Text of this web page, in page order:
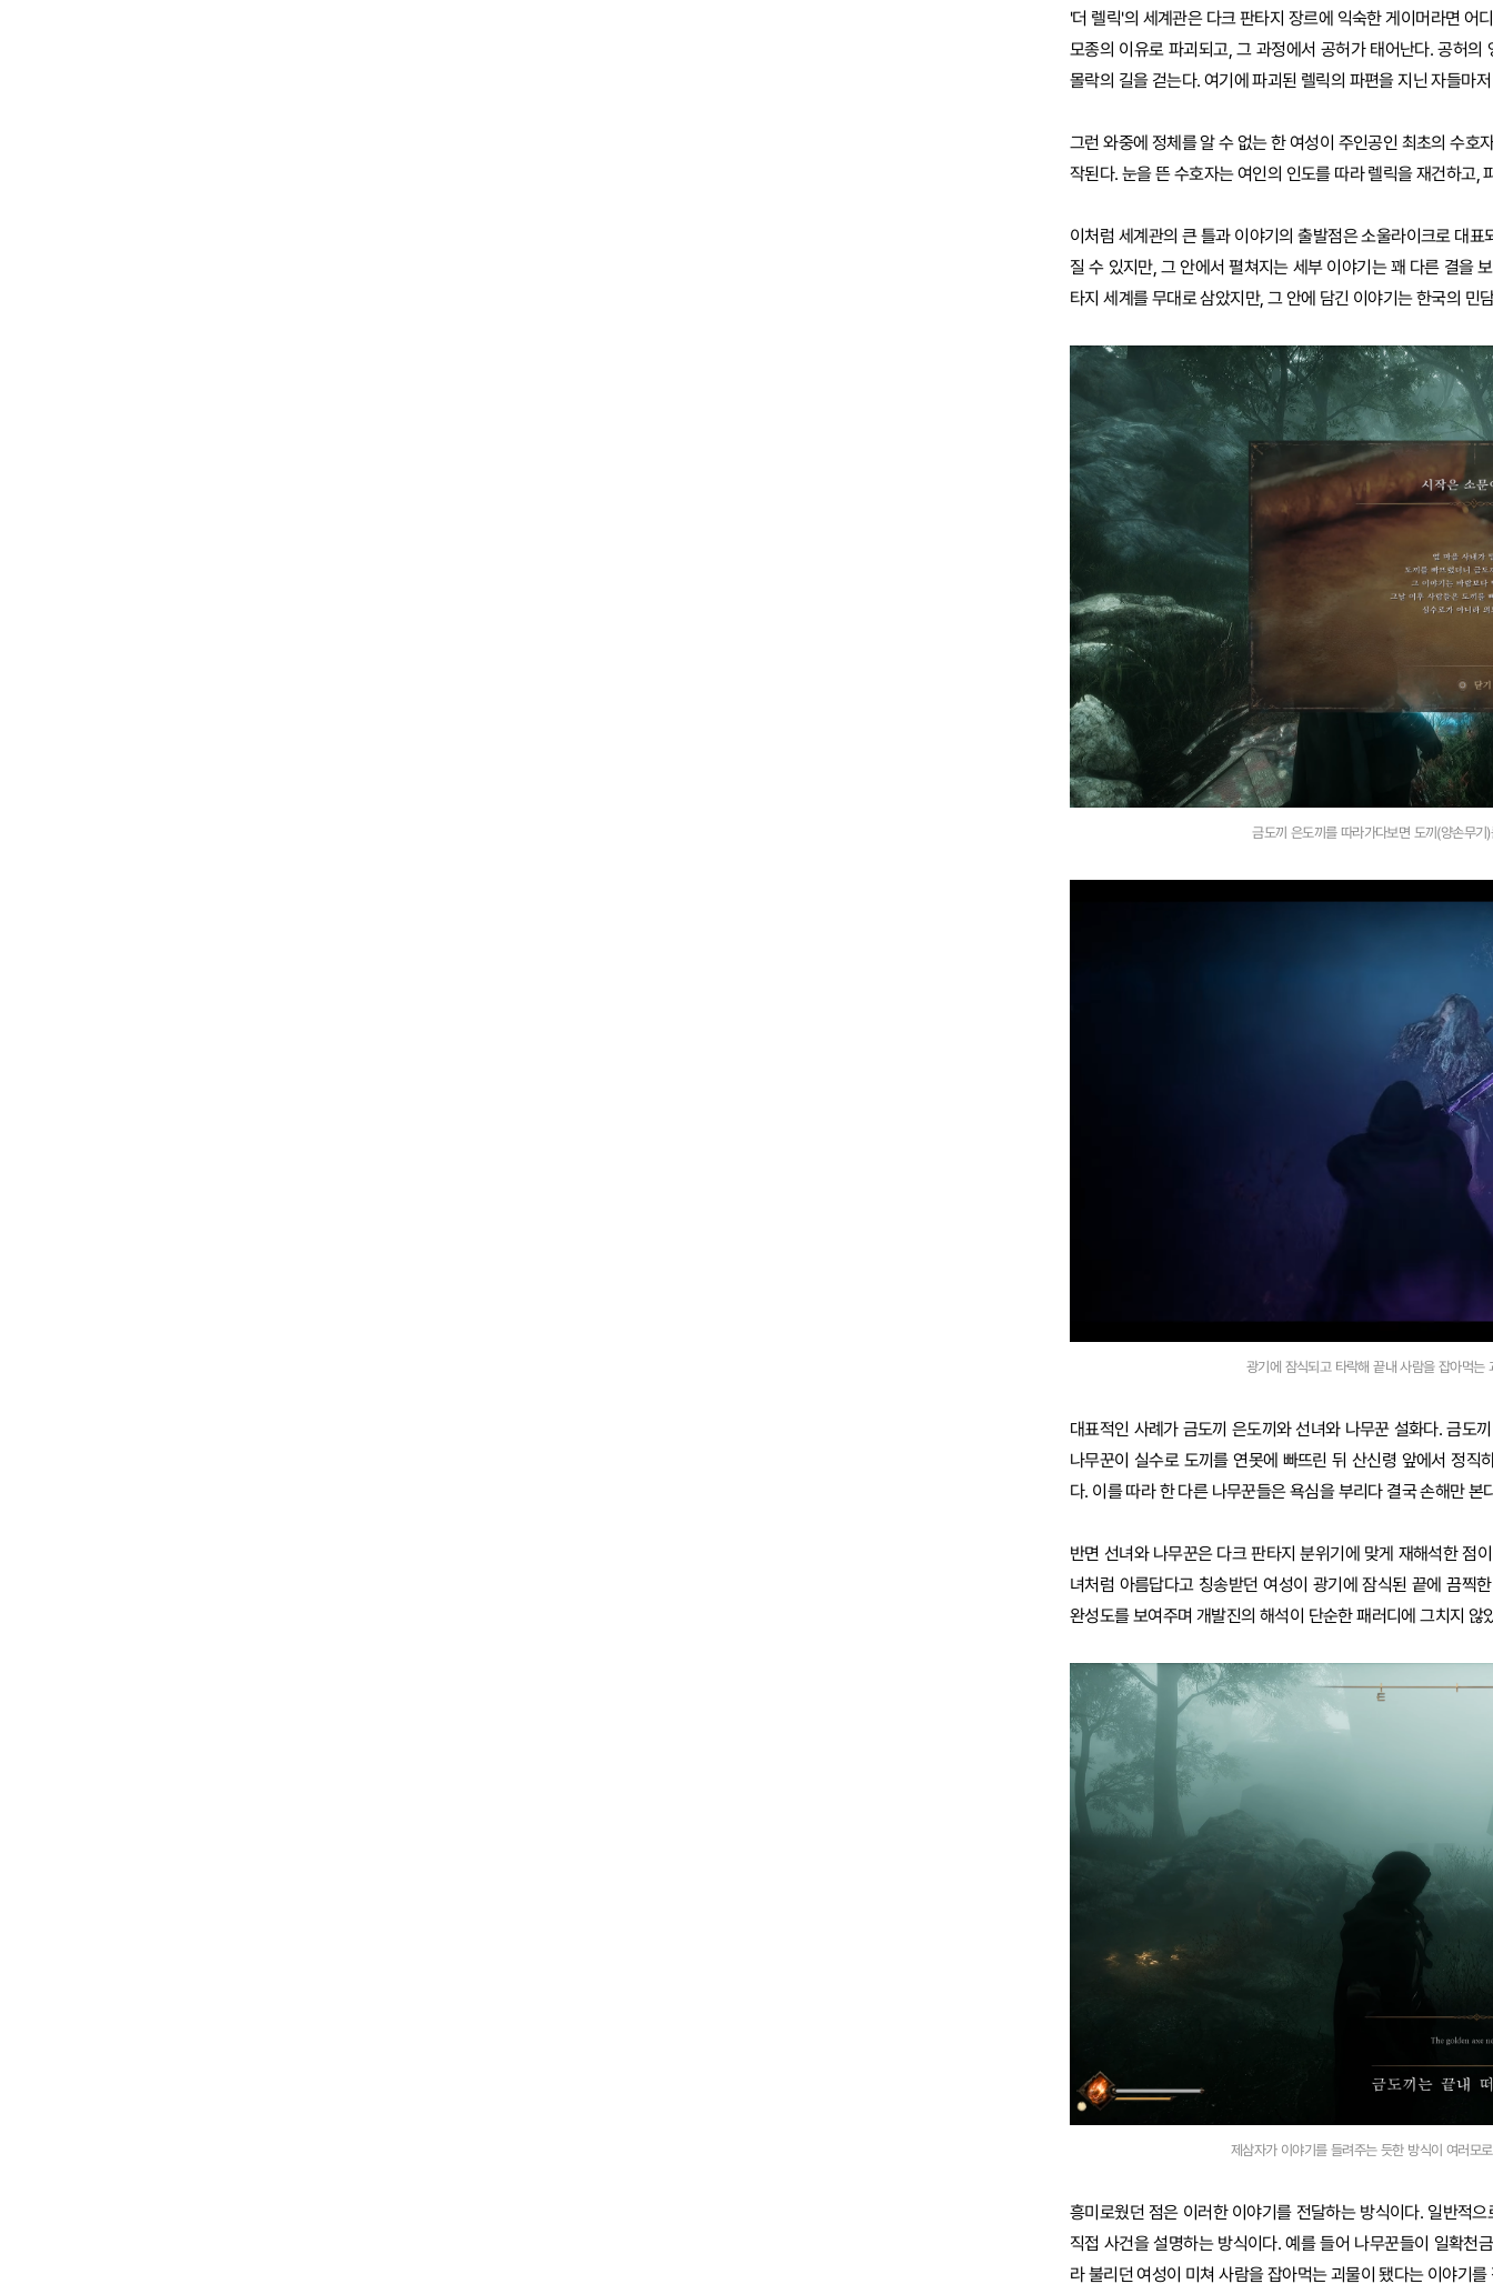
'더 렐릭'의 세계관은 다크 판타지 장르에 익숙한 게이머라면 어
모종의 이유로 파괴되고, 그 과정에서 공허가 태어난다. 공허
몰락의 길을 걷는다. 여기에 파괴된 렐릭의 파편을 지닌 자들마
그런 와중에 정체를 알 수 없는 한 여성이 주인공인 최초의 수
작된다. 눈을 뜬 수호자는 여인의 인도를 따라 렐릭을 재건하고,
이처럼 세계관의 큰 틀과 이야기의 출발점은 소울라이크로 대
질 수 있지만, 그 안에서 펼쳐지는 세부 이야기는 꽤 다른 결을
타지 세계를 무대로 삼았지만, 그 안에 담긴 이야기는 한국의 민
금도끼 은도끼를 따라가다보면 도끼(양손무
광기에 잠식되고 타락해 끝내 사람을 잡아먹
대표적인 사례가 금도끼 은도끼와 선녀와 나무꾼 설화다. 금도
나무꾼이 실수로 도끼를 연못에 빠뜨린 뒤 산신령 앞에서 정
다. 이를 따라 한 다른 나무꾼들은 욕심을 부리다 결국 손해만 본
반면 선녀와 나무꾼은 다크 판타지 분위기에 맞게 재해석한 점
녀처럼 아름답다고 칭송받던 여성이 광기에 잠식된 끝에 끔찍
완성도를 보여주며 개발진의 해석이 단순한 패러디에 그치지 않
제삼자가 이야기를 들려주는 듯한 방식이 여러
흥미로웠던 점은 이러한 이야기를 전달하는 방식이다. 일반적
직접 사건을 설명하는 방식이다. 예를 들어 나무꾼들이 일확천
라 불리던 여성이 미쳐 사람을 잡아먹는 괴물이 됐다는 이야기